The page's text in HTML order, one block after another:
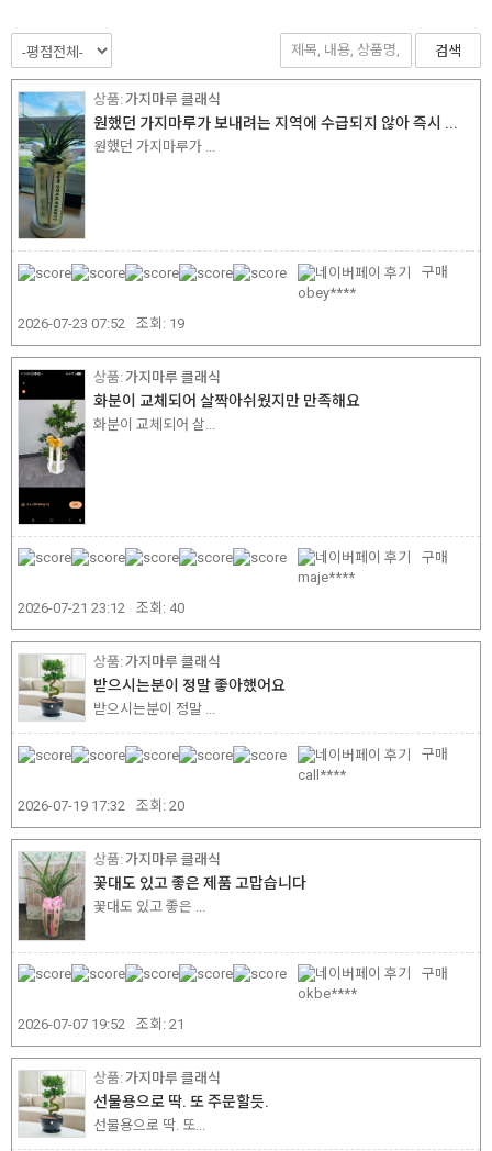
검색
가지마루 클래식
원했던 가지마루가 보내려는 지역에 수급되지 않아 즉시 ...
원했던 가지마루가 ...
obey****
구매
2026-07-23 07:52 조회: 19
가지마루 클래식
화분이 교체되어 살짝아쉬웠지만 만족해요
화분이 교체되어 살...
maje****
구매
2026-07-21 23:12 조회: 40
가지마루 클래식
받으시는분이 정말 좋아했어요
받으시는분이 정말 ...
call****
구매
2026-07-19 17:32 조회: 20
가지마루 클래식
꽃대도 있고 좋은 제품 고맙습니다
꽃대도 있고 좋은 ...
okbe****
구매
2026-07-07 19:52 조회: 21
가지마루 클래식
선물용으로 딱. 또 주문할듯.
선물용으로 딱. 또...